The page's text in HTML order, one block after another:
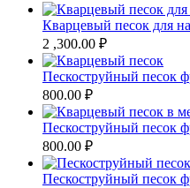
Кварцевый песок для
2 ,300.00 ₽
Пескоструйный песок
800.00 ₽
Пескоструйный песок
800.00 ₽
Пескоструйный песок